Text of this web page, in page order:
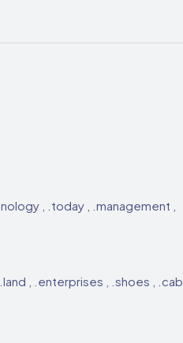
, .today , .management ,
, .enterprises , .shoes , .cab ,